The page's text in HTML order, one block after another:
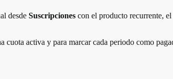
desde Suscripciones con el producto recurrente,
activa y para marcar cada periodo como